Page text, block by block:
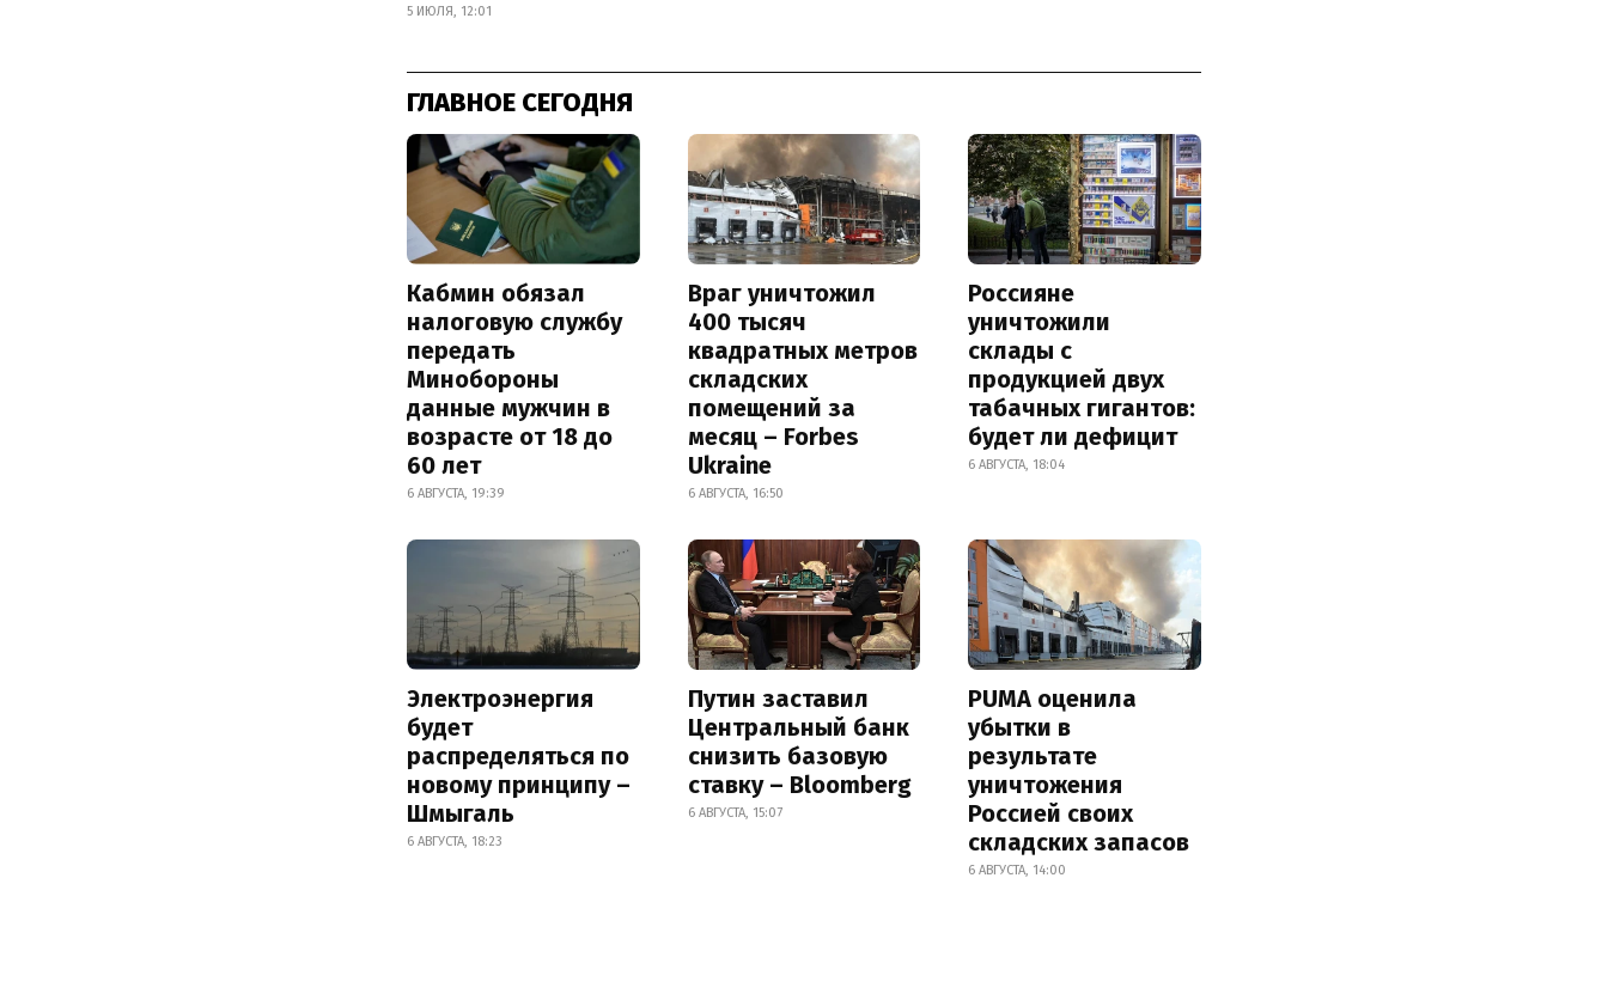
5 ИЮЛЯ, 12:01
ГЛАВНОЕ СЕГОДНЯ
Кабмин обязал
налоговую службу
передать
Минобороны
данные мужчин в
возрасте от 18 до
60 лет
6 АВГУСТА, 19:39
Враг уничтожил
400 тысяч
квадратных метров
складских
помещений за
месяц – Forbes
Ukraine
6 АВГУСТА, 16:50
Россияне
уничтожили
склады с
продукцией двух
табачных гигантов:
будет ли дефицит
6 АВГУСТА, 18:04
Электроэнергия
будет
распределяться по
новому принципу –
Шмыгаль
6 АВГУСТА, 18:23
Путин заставил
Центральный банк
снизить базовую
ставку – Bloomberg
6 АВГУСТА, 15:07
PUMA оценила
убытки в
результате
уничтожения
Россией своих
складских запасов
6 АВГУСТА, 14:00